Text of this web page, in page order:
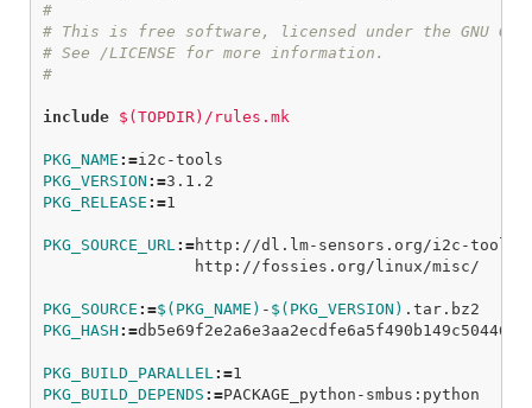
#
# This is free software, licensed under the GNU
# See /LICENSE for more information.
include $(TOPDIR)/rules.mk
PKG_NAME :=
PKG_VERSION :=
PKG_RELEASE :=1
PKG_SOURCE_URL:=http://dl.lm-sensors.org/i2c-
                http://fossies.org/linux/misc/
PKG_SOURCE :=$(PKG_NAME) - $(PKG_VERSION)
PKG_HASH :=
PKG_BUILD_PARALLEL:=
PKG_BUILD_DEPENDS :=PACKAGE_python-smbus:python